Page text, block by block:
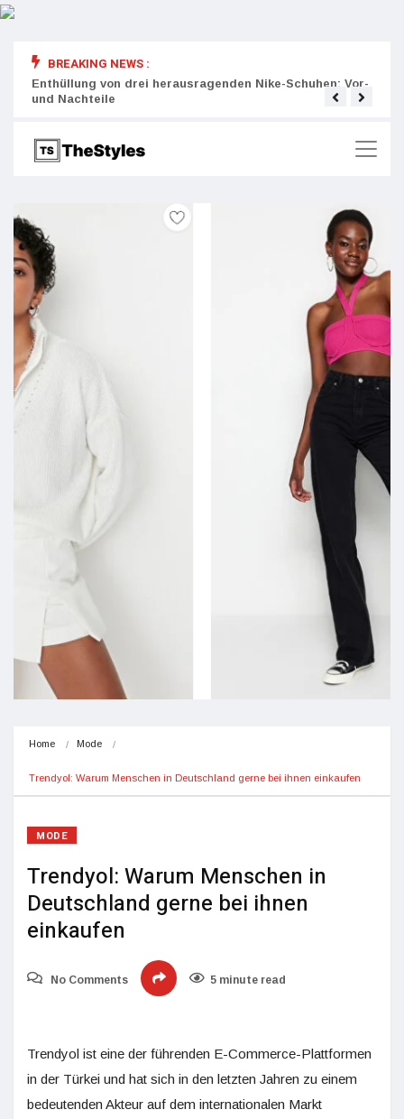
BREAKING NEWS :
Enthüllung von drei herausragenden Nike-Schuhen: Vor-
und Nachteile
Home Mode
Trendyol: Warum Menschen in Deutschland gerne bei ihnen einkaufen
MODE
Trendyol: Warum Menschen in
Deutschland gerne bei ihnen
einkaufen
No Comments 5 minute read
Trendyol ist eine der führenden E-Commerce-Plattformen
in der Türkei und hat sich in den letzten Jahren zu einem
bedeutenden Akteur auf dem internationalen Markt